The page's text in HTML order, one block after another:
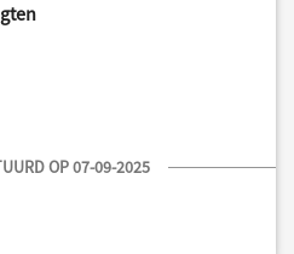
OP 07-09-2025